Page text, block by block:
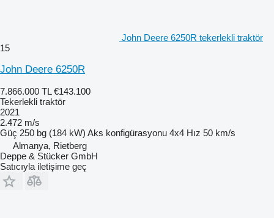
John Deere 6250R tekerlekli traktör
15
John Deere 6250R
7.866.000 TL €143.100
Tekerlekli traktör
2021
2.472 m/s
Güç 250 bg (184 kW) Aks konfigürasyonu 4x4 Hız 50 km/s
Almanya, Rietberg
Deppe & Stücker GmbH
Satıcıyla iletişime geç